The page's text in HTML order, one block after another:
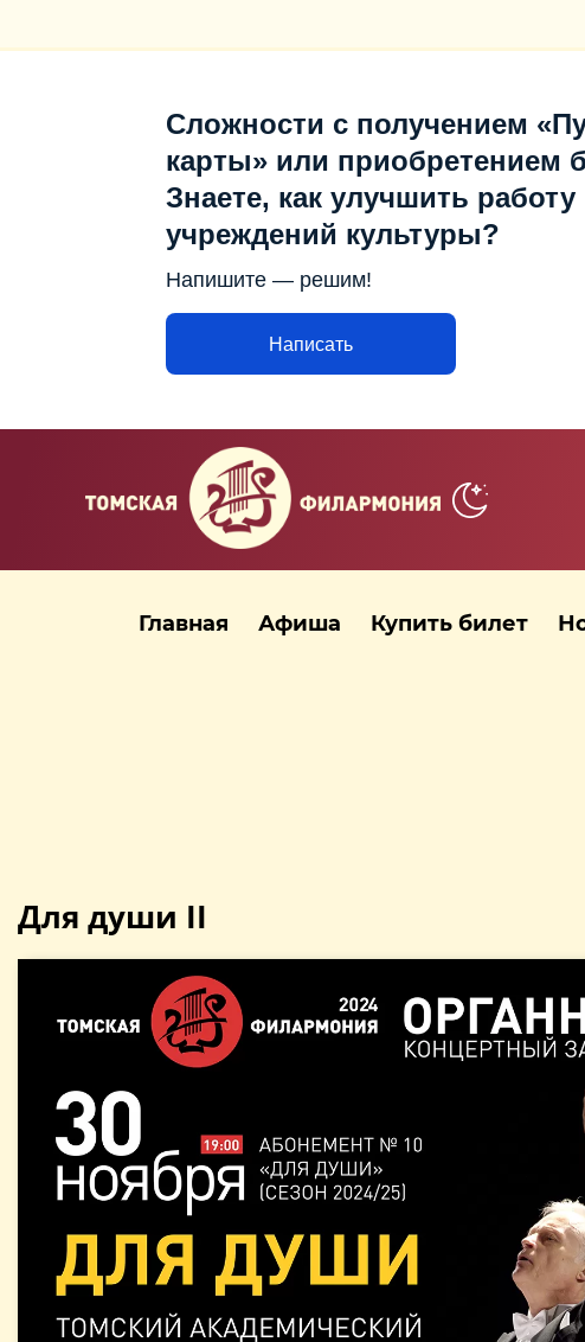
Сложности с получением
карты» или приобретением
Знаете, как улучшить работу
учреждений культуры?
Напишите — решим!
Написать
Главная Афиша Купить билет
Для души II